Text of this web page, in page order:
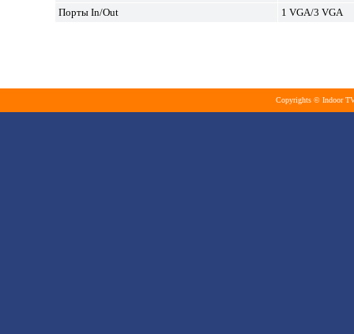
Порты In/Out
1 VGA/3 VGA
Copyrights © Indoor